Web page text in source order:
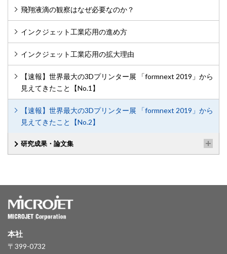
飛翔液滴の観察はなぜ必要なのか？
インクジェット工業応用の進め方
インクジェット工業応用の拡大理由
【速報】世界最大の3Dプリンター展 「formnext 2019」から
見えてきたこと【No.1】
【速報】世界最大の3Dプリンター展 「formnext 2019」から
見えてきたこと【No.2】
研究成果・論文集
本社
〒399-0732